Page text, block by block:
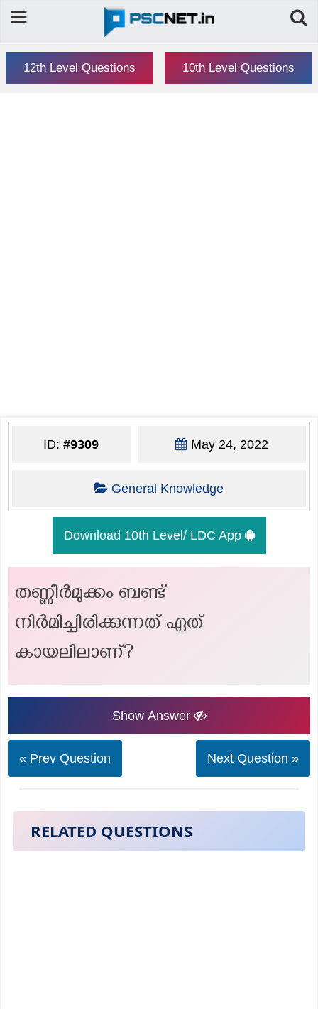
12th Level Questions 10th Level Questions
ID:#9309 May 24, 2022
General Knowledge
Download 10th Level/ LDC App
തണ്ണീർമുക്കം ബണ്ട്
നിർമിച്ചിരിക്കുന്നത് ഏത്
കായലിലാണ്?
Show Answer
« Prev Question Next Question »
RELATED QUESTIONS